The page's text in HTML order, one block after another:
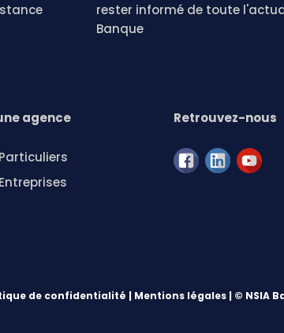
rester informé de toute
Banque
agence Retrouvez-nous
de confidentialité | Mentions légales | © NSIA